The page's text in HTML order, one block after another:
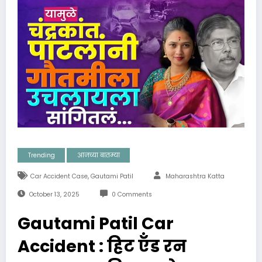
Trending आजच्या बातम्या
Car Accident Case, Gautami Patil Maharashtra Katta
October 13, 2025 0 Comments
Gautami Patil Car
Accident : हिट ऍंड रन